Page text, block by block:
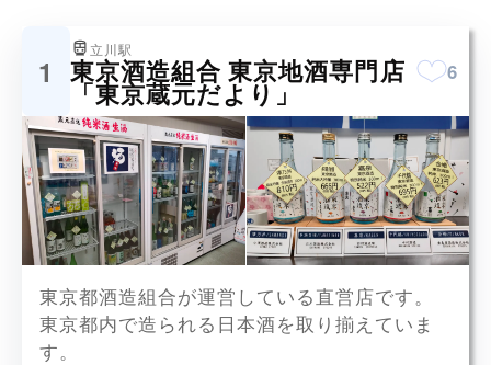
1
立川駅
東京酒造組合 東京地酒専門店
「東京蔵元だより」
6
澤乃井、多満自慢、千代鶴、江戸開城、
嘉泉、喜正、金婚など
東京都酒造組合が運営している直営店です。
東京都内で造られる日本酒を取り揃えていま
す。